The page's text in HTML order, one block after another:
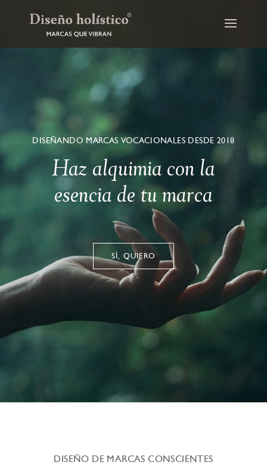
DISEÑANDO MARCAS VOCACIONALES DESDE 2018
Haz alquimia con la
esencia de tu marca
SÍ, QUIERO
DISEÑO DE MARCAS CONSCIENTES